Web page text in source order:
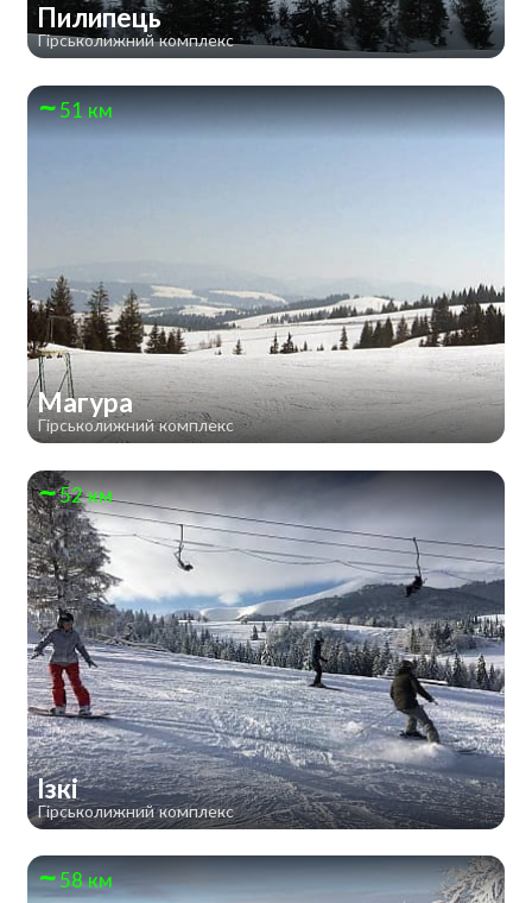
Пилипець
Гірськолижний комплекс
51 км
Магура
Гірськолижний комплекс
52 км
Ізкі
Гірськолижний комплекс
58 км